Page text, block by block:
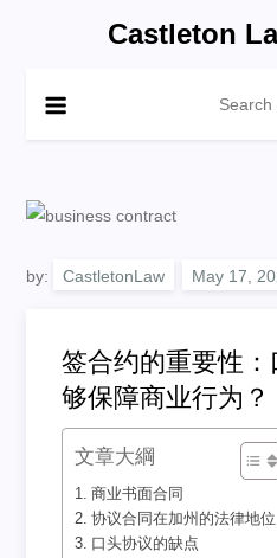
Castleton
for:
by: CastletonLaw
签合约的重要性
够保障商业行为？
文章大綱
商业书面合同
协议合同在加州的法律地位
口头协议的缺点